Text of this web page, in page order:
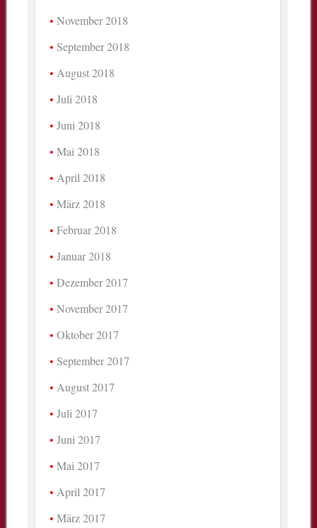
November 2018
September 2018
August 2018
Juli 2018
Juni 2018
Mai 2018
April 2018
März 2018
Februar 2018
Januar 2018
Dezember 2017
November 2017
Oktober 2017
September 2017
August 2017
Juli 2017
Juni 2017
Mai 2017
April 2017
März 2017